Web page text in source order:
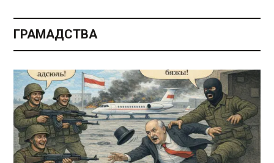
ГРАМАДСТВА